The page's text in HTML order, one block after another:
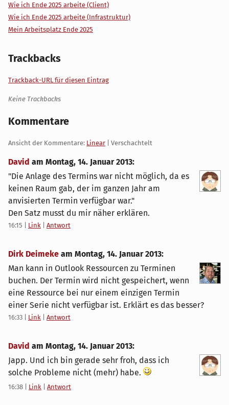
Wie ich Ende 2025 arbeite (Client)
Wie ich Ende 2025 arbeite (Infrastruktur)
Mein Arbeitsplatz Ende 2025
Trackbacks
Trackback-URL für diesen Eintrag
Keine Trackbacks
Kommentare
Ansicht der Kommentare: Linear | Verschachtelt
David am Montag, 14. Januar 2013:
"Die Anlage des Termins war nicht möglich, da es
keinen Raum gab, der im ganzen Jahr am
anvisierten Termin verfügbar war."
Den Satz musst du mir näher erklären.
16:15 Link Antwort
Dirk Deimeke am Montag, 14. Januar 2013:
Man kann in Outlook Ressourcen zu Terminen
buchen. Der Termin wird nicht gespeichert, wenn
eine Ressource bei nur einem einzigen Termin
einer Serie nicht verfügbar ist. Erklärt es das besser?
16:33 Link Antwort
David am Montag, 14. Januar 2013:
Japp. Und ich bin gerade sehr froh, dass ich
solche Probleme nicht (mehr) habe.
16:38 Link Antwort